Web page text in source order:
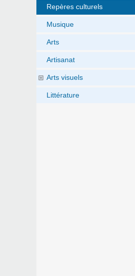
Repères culturels
Musique
Arts
Artisanat
Arts visuels
Littérature